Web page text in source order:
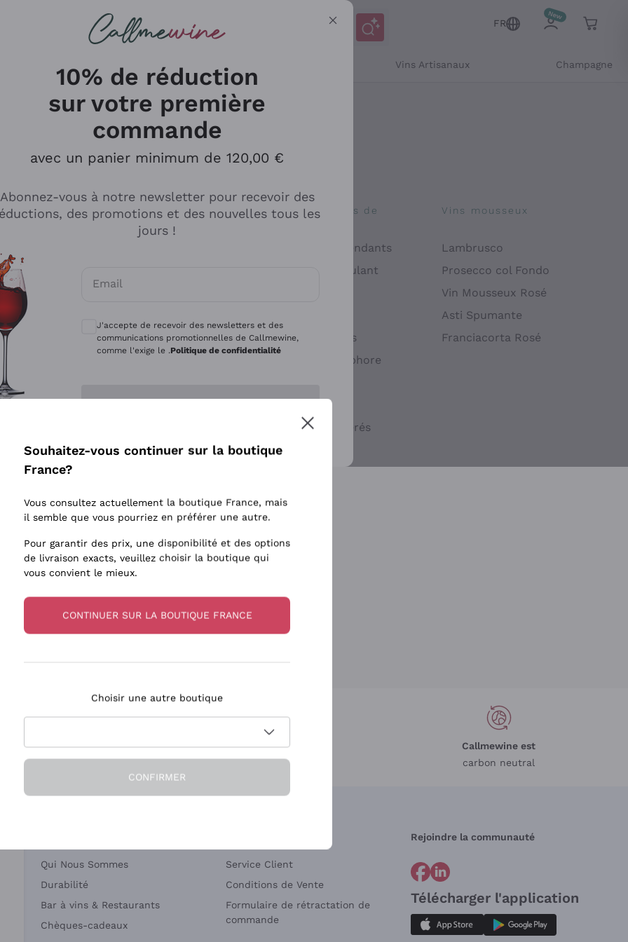
FR
Vins Artisanaux Champagne
Explorer le catalogue
Producteurs
Mascarello Bartolo
Rinaldi Giuseppe
Tenuta San Leonardo
Alessandra Divella
Sedilesu
Ceretto
Les philosophies de
Vignerons Indépendants
Recoltant Manipulant
Levures indigènes
Vins Faits en Amphore
Vins Biologiques
Vins blancs macérés
Vins mousseux
Lambrusco
Prosecco col Fondo
Vin Mousseux Rosé
Asti Spumante
Franciacorta Rosé
en 2-4 jours
en France
Paiement
en 3 fois
Callmewine est
carbon neutral
Qui Nous Sommes
Durabilité
Bar à vins & Restaurants
Chèques-cadeaux
Service Client
Conditions de Vente
Formulaire de rétractation de
commande
Rejoindre la communauté
Télécharger l'application
10% de réduction
sur votre première
commande
avec un panier minimum de 120,00 €
Abonnez-vous à notre newsletter pour recevoir des
des promotions et des nouvelles tous les
jours !
Email
Consentements optionnels pour recevoir des communications et des offres personnalisées
J'accepte de recevoir des newsletters et des
communications promotionnelles de Callmewine,
comme l'exige le .Politique de confidentialité
Enregistre-moi
plus d'informations, veuillez lire notrePolitique de confidentialité
Souhaitez-vous continuer sur la boutique
France?
Vous consultez actuellement la boutique France, mais
il semble que vous pourriez en préférer une autre.
Pour garantir des prix, une disponibilité et des options
de livraison exacts, veuillez choisir la boutique qui
vous convient le mieux.
CONTINUER SUR LA BOUTIQUE FRANCE
Choisir une autre boutique
CONFIRMER